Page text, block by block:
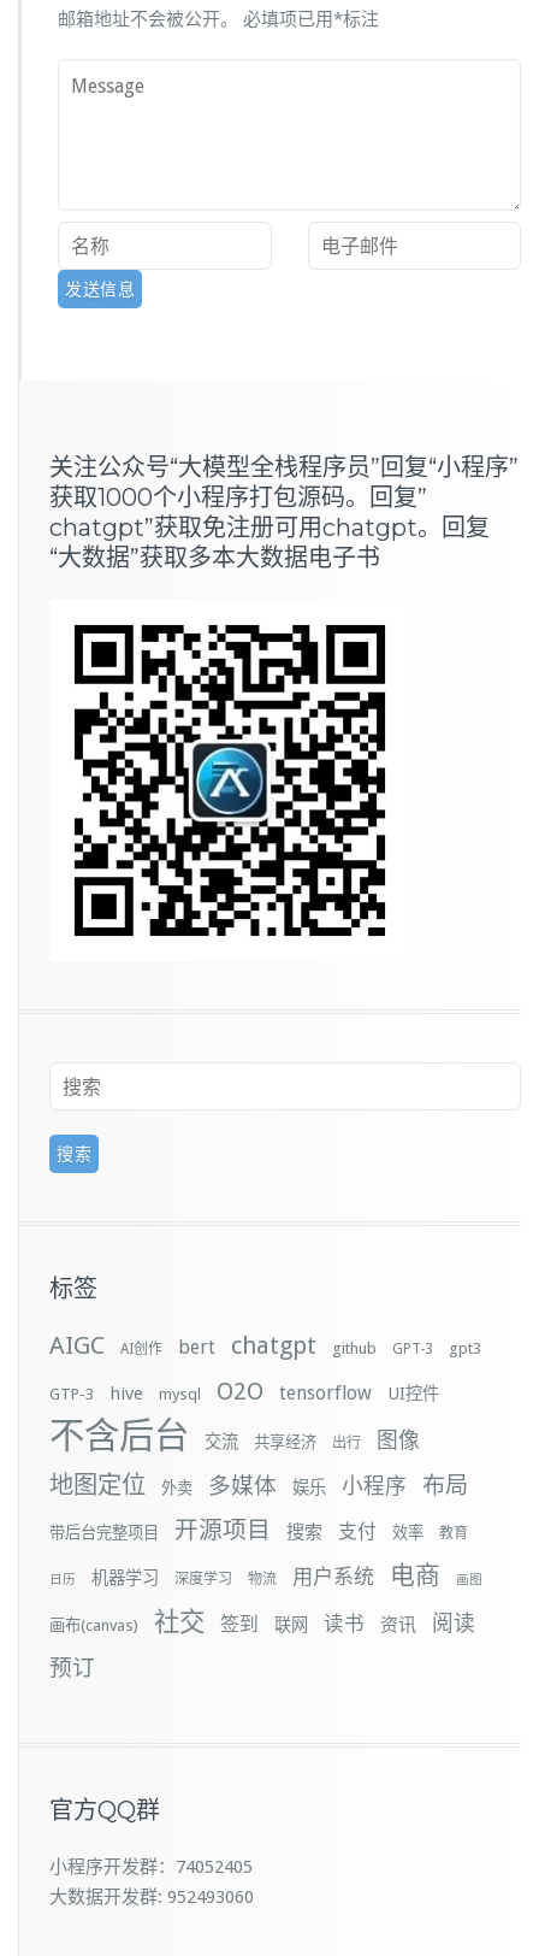
邮箱地址不会被公开。 必填项已用*标注
关注公众号“大模型全栈程序员”回复“小程序”
获取1000个小程序打包源码。回复”
chatgpt”获取免注册可用chatgpt。回复
“大数据”获取多本大数据电子书
标签
AIGC
AI创作 bert chatgpt github GPT-3 gpt3
GTP-3 hive mysql O2O tensorflow UI控件
不含后台 交流 共享经济 出行 图像
地图定位 外卖 多媒体 娱乐 小程序 布局
带后台完整项目 开源项目 搜索 支付 效率 教育
日历 机器学习 深度学习 物流 用户系统 电商 画图
画布(canvas) 社交 签到 联网 读书 资讯 阅读
预订
官方QQ群
小程序开发群：74052405
大数据开发群: 952493060